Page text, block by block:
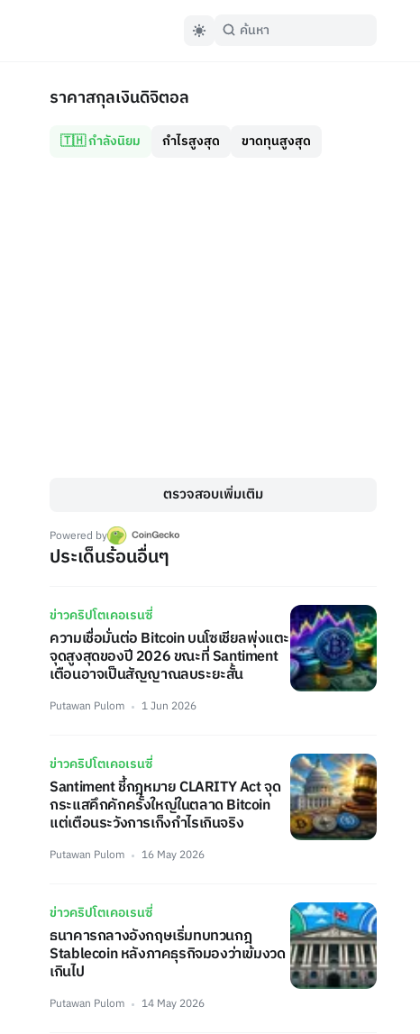
ราคาสกุลเงินดิจิตอล
🇹🇭 กำลังนิยม กำไรสูงสุด ขาดทุนสูงสุด
ตรวจสอบเพิ่มเติม
Powered by
ประเด็นร้อนอื่นๆ
ข่าวคริปโตเคอเรนซี่
ความเชื่อมั่นต่อ Bitcoin บนโซเชียลพุ่งแตะ
จุดสูงสุดของปี 2026 ขณะที่ Santiment
เตือนอาจเป็นสัญญาณลบระยะสั้น
Putawan Pulom 1 Jun 2026
ข่าวคริปโตเคอเรนซี่
Santiment ชี้กฎหมาย CLARITY Act จุด
กระแสคึกคักครั้งใหญ่ในตลาด Bitcoin
แต่เตือนระวังการเก็งกำไรเกินจริง
Putawan Pulom 16 May 2026
ข่าวคริปโตเคอเรนซี่
ธนาคารกลางอังกฤษเริ่มทบทวนกฎ
Stablecoin หลังภาคธุรกิจมองว่าเข้มงวด
เกินไป
Putawan Pulom 14 May 2026